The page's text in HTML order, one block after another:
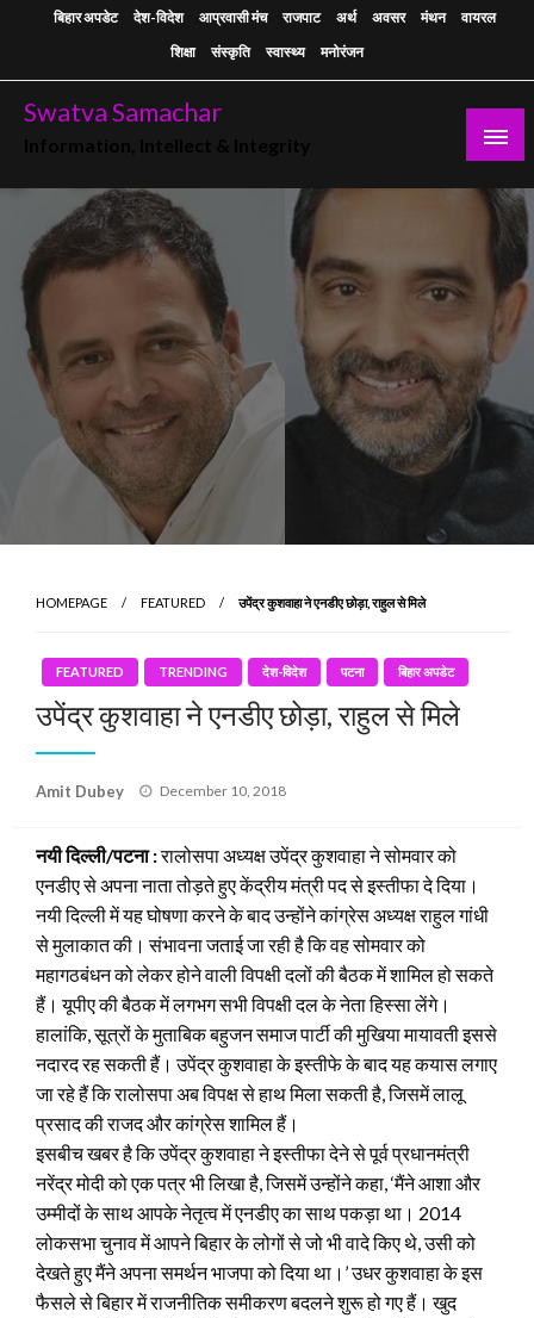
बिहार अपडेट देश-विदेश आप्रवासी मंच राजपाट अर्थ अवसर मंथन
वायरल
शिक्षा
संस्कृति स्वास्थ्य मनोरंजन
Swatva Samachar
HOMEPAGE FEATURED उपेंद्र कुशवाहा ने एनडीए छोड़ा, राहुल से मिले
FEATURED TRENDING देश-विदेश पटना बिहार अपडेट
उपेंद्र कुशवाहा ने एनडीए छोड़ा, राहुल से मिले
Amit Dubey
Posted
December 10, 2018
नयी दिल्ली/पटना :रालोसपा अध्यक्ष उपेंद्र कुशवाहा ने सोमवार को
एनडीए से अपना नाता तोड़ते हुए केंद्रीय मंत्री पद से इस्तीफा दे दिया।
नयी दिल्ली में यह घोषणा करने के बाद उन्होंने कांग्रेस अध्यक्ष राहुल गांधी
से मुलाकात की। संभावना जताई जा रही है कि वह सोमवार को
महागठबंधन को लेकर होने वाली विपक्षी दलों की बैठक में शामिल हो सकते
हैं। यूपीए की बैठक में लगभग सभी विपक्षी दल के नेता हिस्सा लेंगे।
हालांकि, सूत्रों के मुताबिक बहुजन समाज पार्टी की मुखिया मायावती इससे
नदारद रह सकती हैं। उपेंद्र कुशवाहा के इस्तीफे के बाद यह कयास लगाए
जा रहे हैं कि रालोसपा अब विपक्ष से हाथ मिला सकती है, जिसमें लालू
प्रसाद की राजद और कांग्रेस शामिल हैं।
इसबीच खबर है कि उपेंद्र कुशवाहा ने इस्तीफा देने से पूर्व प्रधानमंत्री
नरेंद्र मोदी को एक पत्र भी लिखा है, जिसमें उन्होंने कहा, ‘मैंने आशा और
उम्मीदों के साथ आपके नेतृत्व में एनडीए का साथ पकड़ा था। 2014
लोकसभा चुनाव में आपने बिहार के लोगों से जो भी वादे किए थे, उसी को
देखते हुए मैंने अपना समर्थन भाजपा को दिया था।’ उधर कुशवाहा के इस
फैसले से बिहार में राजनीतिक समीकरण बदलने शुरू हो गए हैं। खुद